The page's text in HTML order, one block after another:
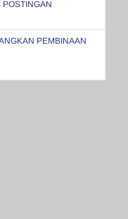
POSTINGAN
PEMBINAAN